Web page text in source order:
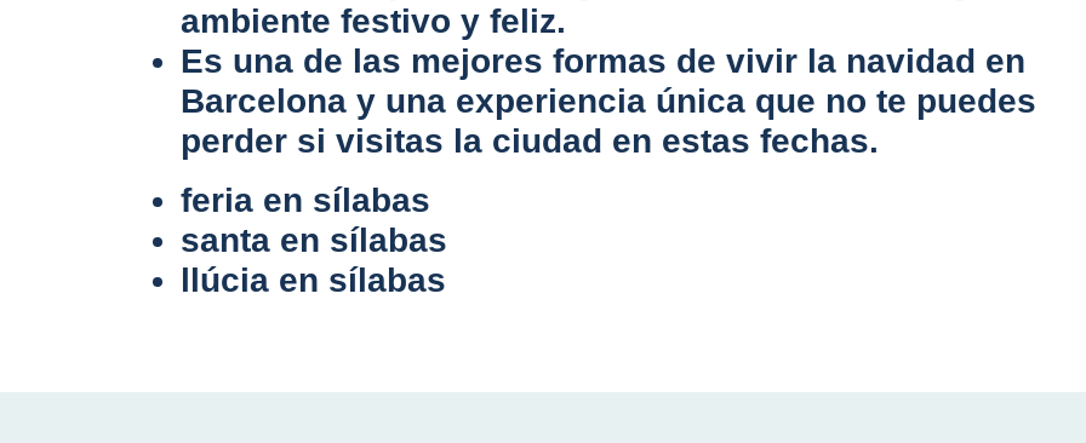
ambiente festivo y feliz.
Es una de las mejores formas de vivir la navidad en
Barcelona y una experiencia única que no te puedes
perder si visitas la ciudad en estas fechas.
feria en sílabas
santa en sílabas
llúcia en sílabas